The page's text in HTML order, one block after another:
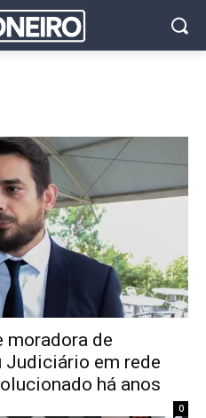
moradora de
Judiciário em rede
há anos
0